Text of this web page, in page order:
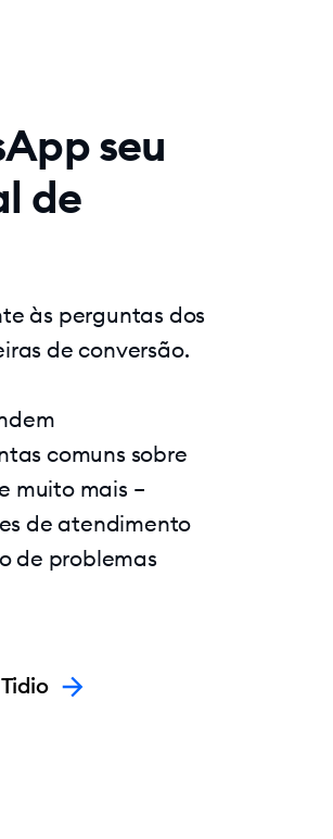
seu
de
às perguntas dos
de conversão.
comuns sobre
muito mais –
de atendimento
de problemas